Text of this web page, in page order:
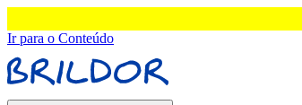
Ir para o Conteúdo